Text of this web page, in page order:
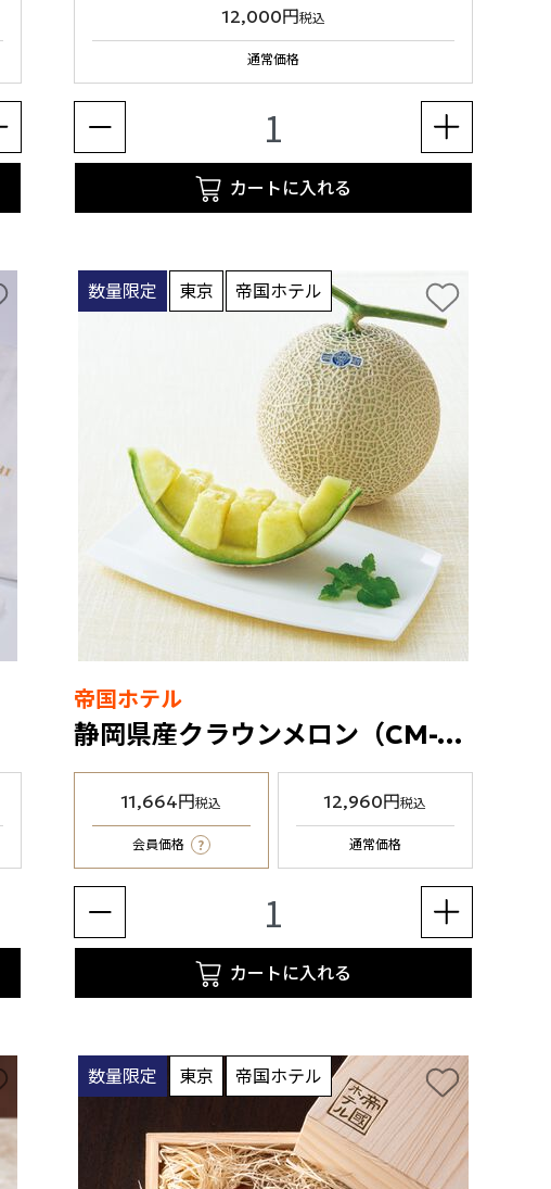
12,000円税込
通常価格
カートに入れる
数量限定 東京 帝国ホテル
帝国ホテル
静岡県産クラウンメロン（CM-120）1個
11,664円税込
会員価格 ?
12,960円税込
通常価格
カートに入れる
数量限定 東京 帝国ホテル